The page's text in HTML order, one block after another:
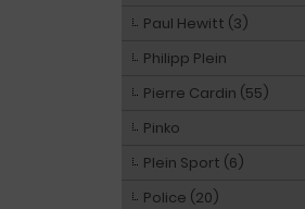
Paul Hewitt (3)
Philipp Plein
Pierre Cardin (55)
Pinko
Plein Sport (6)
Police (20)